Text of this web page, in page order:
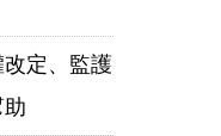
定、監護